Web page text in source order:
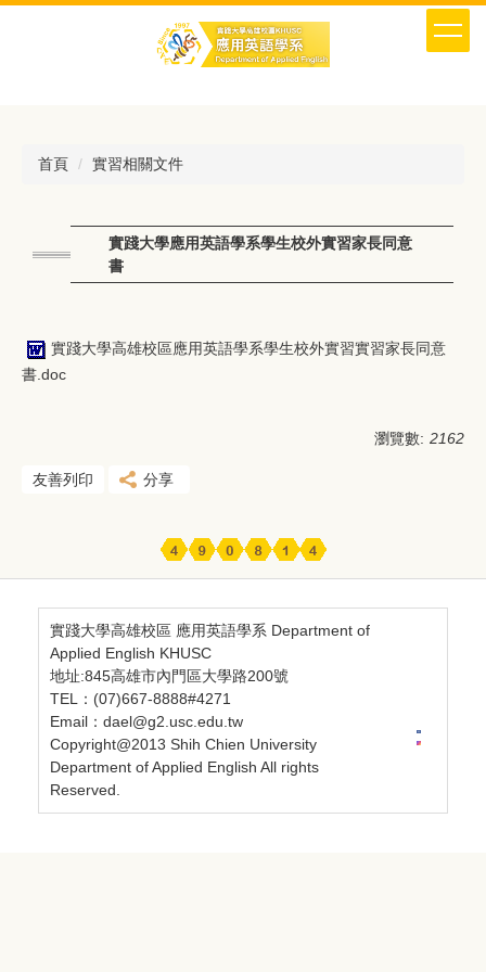
首頁 實習相關文件
實踐大學應用英語學系學生校外實習家長同意
書
實踐大學高雄校區應用英語學系學生校外實習實習家長同意
書.doc
瀏覽數: 2162
友善列印 分享
實踐大學高雄校區 應用英語學系 Department of
Applied English KHUSC
地址:845高雄市內門區大學路200號
TEL：(07)667-8888#4271
Email：dael@g2.usc.edu.tw
Copyright@2013 Shih Chien University
Department of Applied English All rights
Reserved.